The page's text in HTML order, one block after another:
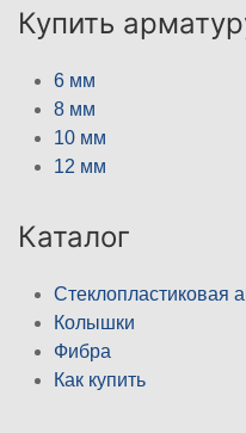
Купить
6 мм
8 мм
10 мм
12 мм
Каталог
Стеклопластиковая
Колышки
Фибра
Как купить